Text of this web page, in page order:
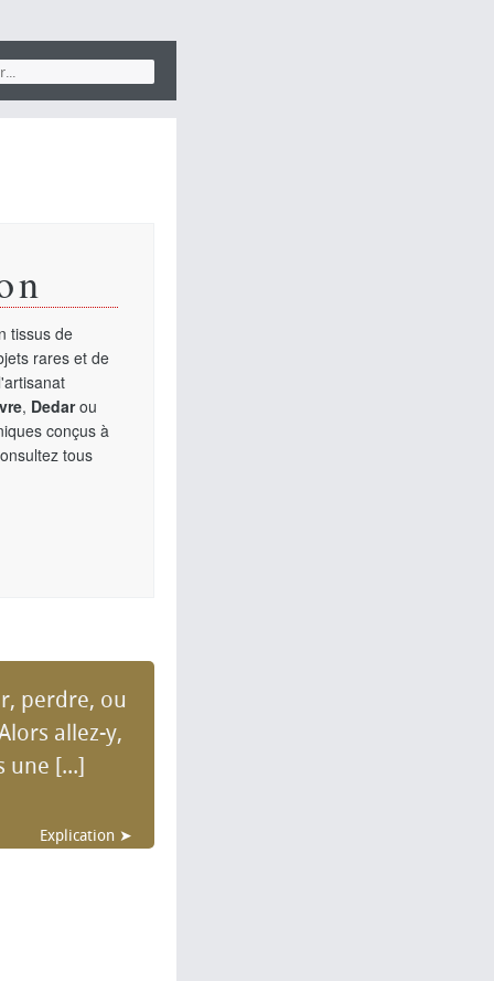
tissus de
rares et de
, Dedarou
conçus à
tous
perdre, ou
allez-y,
une [...]
Explication ➤